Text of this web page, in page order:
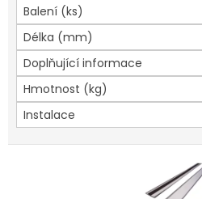
Balení (ks)
Délka (mm)
Doplňující informace
Hmotnost (kg)
Instalace